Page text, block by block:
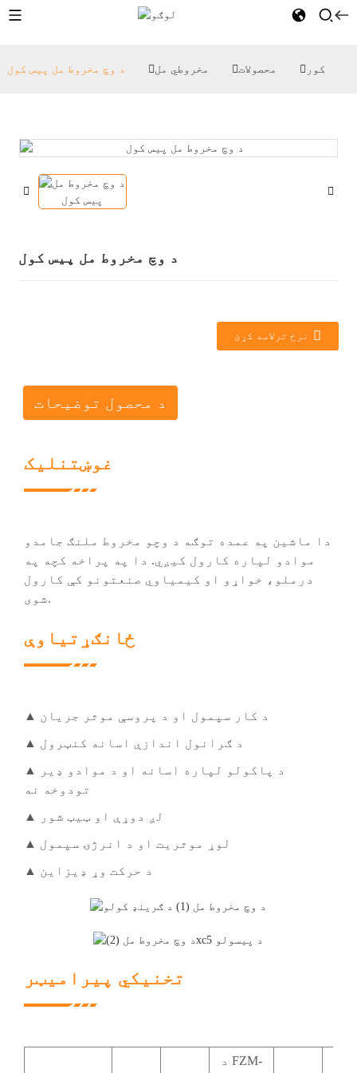
کور محصولات مخروطي مل د وچ مخروط مل پیس کول
د وچ مخروط مل پیس کول
نرخ ترلاسه کړئ
د محصول توضیحات
غوښتنلیک
دا ماشین په عمده توګه د وچو مخروط ملنګ جامدو
موادو لپاره کارول کیږي. دا په پراخه کچه په
درملو، خواړو او کیمیاوي صنعتونو کې کارول
شوی.
ځانګړتیاوې
▲ د کار سپمول او د پروسې موثر جریان
▲ د ګرانول اندازې اسانه کنټرول
▲ د پاکولو لپاره اسانه او د موادو ډیر
تودوخه نه
▲ لږ دوړې او ټیټ شور
▲ لوړ موثریت او د انرژۍ سپمول
▲ د حرکت وړ ډیزاین
تخنیکي پیرامیټر
د FZM-